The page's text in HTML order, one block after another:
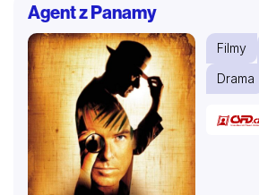
Agent z Panamy
Filmy
Drama